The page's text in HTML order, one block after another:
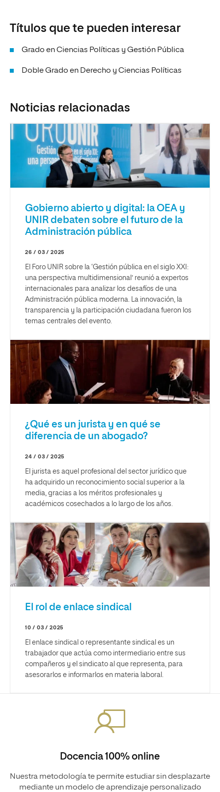
Títulos que te pueden interesar
Grado en Ciencias Políticas y Gestión Pública
Doble Grado en Derecho y Ciencias Políticas
Noticias relacionadas
Gobierno abierto y digital: la OEA y
UNIR debaten sobre el futuro de la
Administración pública
26 / 03 / 2025
El Foro UNIR sobre la ‘Gestión pública en el siglo XXI:
una perspectiva multidimensional’ reunió a expertos
internacionales para analizar los desafíos de una
Administración pública moderna. La innovación, la
transparencia y la participación ciudadana fueron los
temas centrales del evento.
¿Qué es un jurista y en qué se
diferencia de un abogado?
24 / 03 / 2025
El jurista es aquel profesional del sector jurídico que
ha adquirido un reconocimiento social superior a la
media, gracias a los méritos profesionales y
académicos cosechados a lo largo de los años.
El rol de enlace sindical
10 / 03 / 2025
El enlace sindical o representante sindical es un
trabajador que actúa como intermediario entre sus
compañeros y el sindicato al que representa, para
asesorarlos e informarlos en materia laboral.
Docencia 100% online
Nuestra metodología te permite estudiar sin desplazarte
mediante un modelo de aprendizaje personalizado